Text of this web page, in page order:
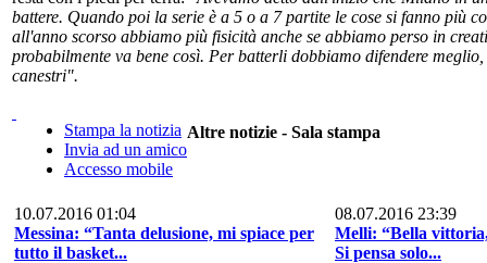
battere. Quando poi la serie è a 5 o a 7 partite le cose si fanno più
all'anno scorso abbiamo più fisicità anche se abbiamo perso in
probabilmente va bene così. Per batterli dobbiamo difendere meglio,
canestri".
Stampa la notizia
Invia ad un amico
Accesso mobile
Altre notizie - Sala stampa
10.07.2016 01:04
Messina: “Tanta delusione, mi spiace per
tutto il basket...
08.07.2016 23:39
Melli: “Bella
Si pensa solo...